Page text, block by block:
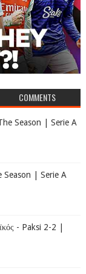
COMMENTS
Season | Serie A
Season | Serie A
- Paksi 2-2 |